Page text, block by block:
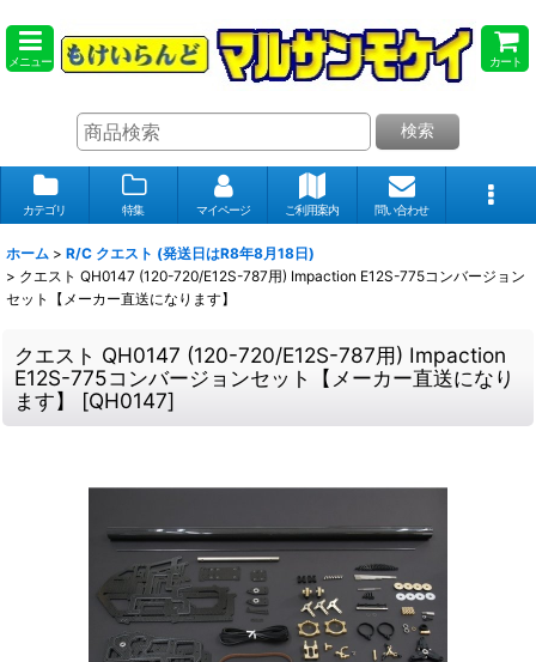
メニュー カート
検索
カテゴリ 特集 マイページ ご利用案内 問い合わせ
ホーム > R/C クエスト (発送日はR8年8月18日)
> クエスト QH0147 (120-720/E12S-787用) Impaction E12S-775コンバージョン
セット【メーカー直送になります】
クエスト QH0147 (120-720/E12S-787用) Impaction
E12S-775コンバージョンセット【メーカー直送になり
ます】 [QH0147]